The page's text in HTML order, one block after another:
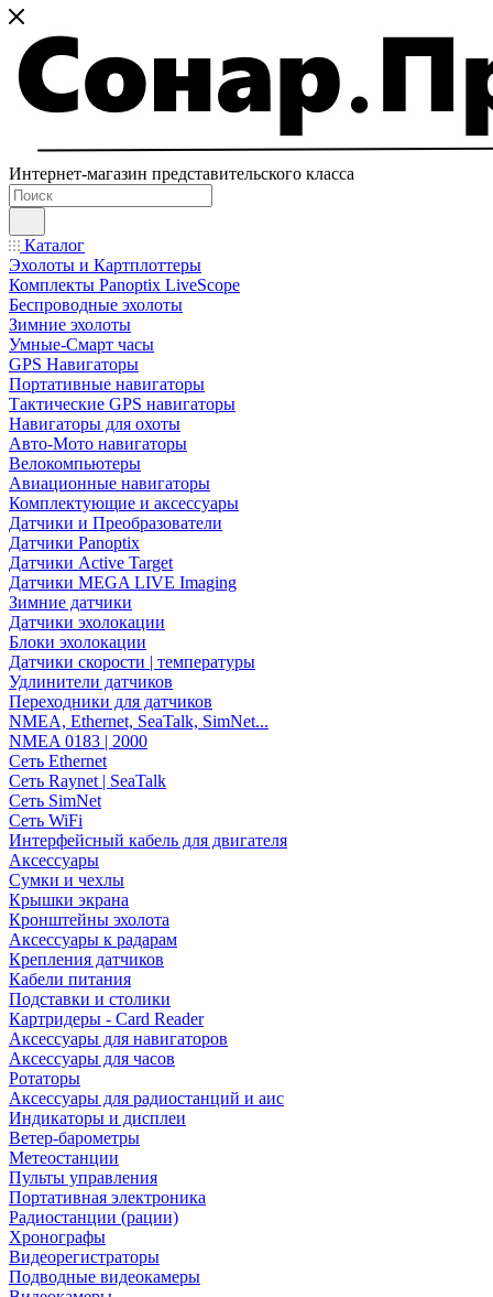
Интернет-магазин представительского класса
Каталог
Эхолоты и Картплоттеры
Комплекты Panoptix LiveScope
Беспроводные эхолоты
Зимние эхолоты
Умные-Смарт часы
GPS Навигаторы
Портативные навигаторы
Тактические GPS навигаторы
Навигаторы для охоты
Авто-Мото навигаторы
Велокомпьютеры
Авиационные навигаторы
Комплектующие и аксессуары
Датчики и Преобразователи
Датчики Panoptix
Датчики Active Target
Датчики MEGA LIVE Imaging
Зимние датчики
Датчики эхолокации
Блоки эхолокации
Датчики скорости | температуры
Удлинители датчиков
Переходники для датчиков
NMEA, Ethernet, SeaTalk, SimNet...
NMEA 0183 | 2000
Сеть Ethernet
Сеть Raynet | SeaTalk
Сеть SimNet
Сеть WiFi
Интерфейсный кабель для двигателя
Аксессуары
Сумки и чехлы
Крышки экрана
Кронштейны эхолота
Аксессуары к радарам
Крепления датчиков
Кабели питания
Подставки и столики
Картридеры - Card Reader
Аксессуары для навигаторов
Аксессуары для часов
Ротаторы
Аксессуары для радиостанций и аис
Индикаторы и дисплеи
Ветер-барометры
Метеостанции
Пульты управления
Портативная электроника
Радиостанции (рации)
Хронографы
Видеорегистраторы
Подводные видеокамеры